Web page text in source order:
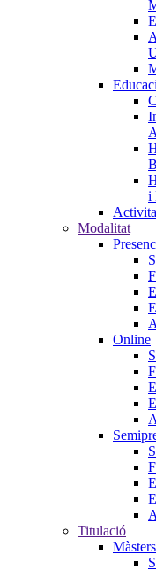
i
Modalitat
Online
Titulació
Màsters